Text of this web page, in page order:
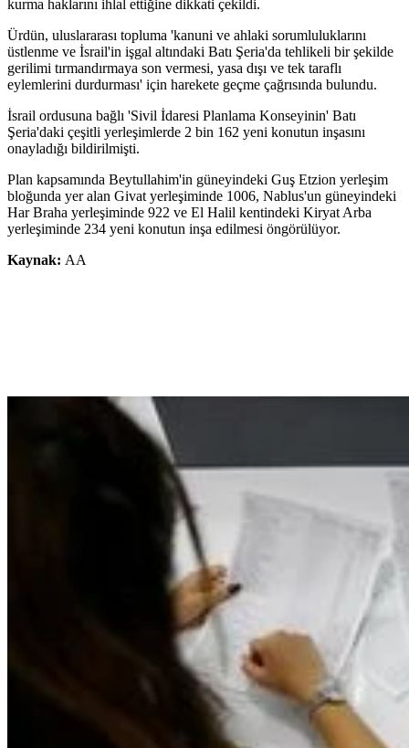
kurma haklarını ihlal ettiğine dikkati çekildi.
Ürdün, uluslararası topluma 'kanuni ve ahlaki sorumluluklarını
üstlenme ve İsrail'in işgal altındaki Batı Şeria'da tehlikeli bir şekilde
gerilimi tırmandırmaya son vermesi, yasa dışı ve tek taraflı
eylemlerini durdurması' için harekete geçme çağrısında bulundu.
İsrail ordusuna bağlı 'Sivil İdaresi Planlama Konseyinin' Batı
Şeria'daki çeşitli yerleşimlerde 2 bin 162 yeni konutun inşasını
onayladığı bildirilmişti.
Plan kapsamında Beytullahim'in güneyindeki Guş Etzion yerleşim
bloğunda yer alan Givat yerleşiminde 1006, Nablus'un güneyindeki
Har Braha yerleşiminde 922 ve El Halil kentindeki Kiryat Arba
yerleşiminde 234 yeni konutun inşa edilmesi öngörülüyor.
Kaynak: AA